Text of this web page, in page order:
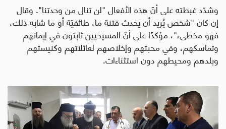
وشدّد غبطته على أنّ هذه الأفعال "لن تنال من وحدتنا". وقال
إن كان "شخص يُريد أن يحدث فتنة ما، طائفيّة أو ما شابه ذلك،
فهو مخطىء"، مؤكدًا على أنّ المسيحيين ثابتون في إيمانهم
وتماسكهم، وفي محبتهم وإخلاصهم لعائلاتهم وكنيستهم
وبلدهم ومحيطهم دون استثناءات.